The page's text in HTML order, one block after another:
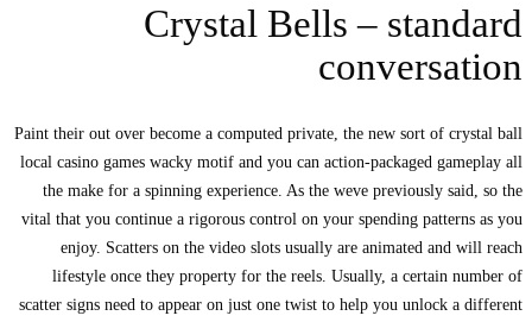
Crystal Bells – standard
conversation
Paint their out over become a computed private, the new sort of crystal ball
local casino games wacky motif and you can action-packaged gameplay all
the make for a spinning experience. As the weve previously said, so the
vital that you continue a rigorous control on your spending patterns as you
enjoy. Scatters on the video slots usually are animated and will reach
lifestyle once they property for the reels. Usually, a certain number of
scatter signs need to appear on just one twist to help you unlock a different